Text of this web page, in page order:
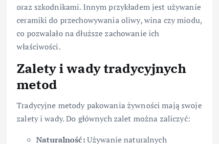
oraz szkodnikami. Innym przykładem jest używanie
ceramiki do przechowywania oliwy, wina czy miodu,
co pozwalało na dłuższe zachowanie ich
właściwości.
Zalety i wady tradycyjnych
metod
Tradycyjne metody pakowania żywności mają swoje
zalety i wady. Do głównych zalet można zaliczyć:
Naturalność:Używanie naturalnych